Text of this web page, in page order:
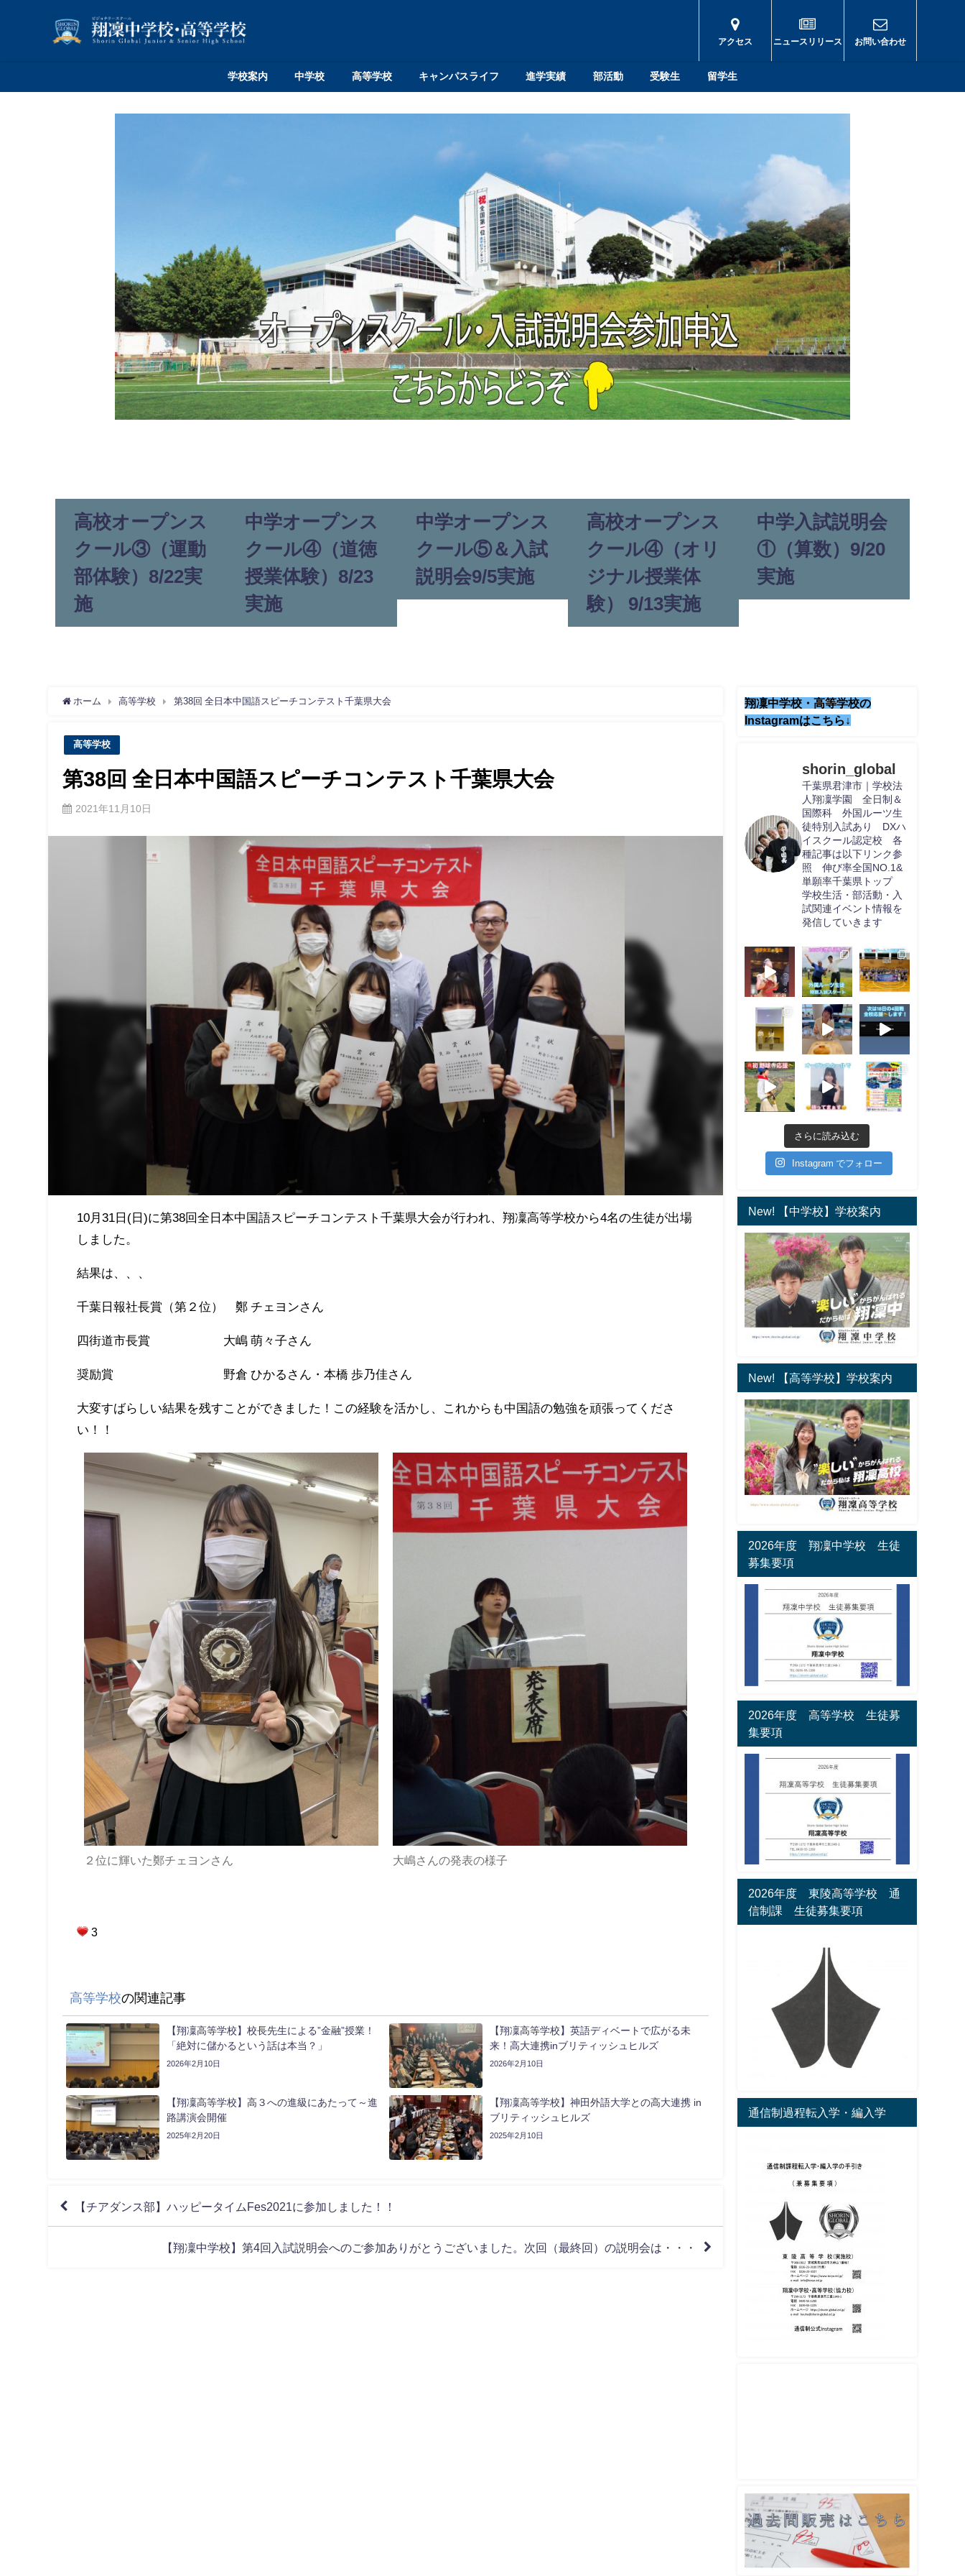
アクセス ニュースリリース お問い合わせ
学校案内 中学校 高等学校 キャンパスライフ 進学実績 部活動 受験生 留学生
高校オープンス
クール③（運動
部体験）8/22実
施
中学オープンス
クール④（道徳
授業体験）8/23
実施
中学オープンス
クール⑤＆入試
説明会9/5実施
高校オープンス
クール④（オリ
ジナル授業体
験） 9/13実施
中学入試説明会
①（算数）9/20
実施
ホーム 高等学校 第38回 全日本中国語スピーチコンテスト千葉県大会
高等学校
第38回 全日本中国語スピーチコンテスト千葉県大会
2021年11月10日
10月31日(日)に第38回全日本中国語スピーチコンテスト千葉県大会が行われ、翔凜高等学校から4名の生徒が出場
しました。
結果は、、、
千葉日報社長賞（第２位） 鄭 チェヨンさん
四街道市長賞 大嶋 萌々子さん
奨励賞 野倉 ひかるさん・本橋 歩乃佳さん
大変すばらしい結果を残すことができました！この経験を活かし、これからも中国語の勉強を頑張ってくださ
い！！
２位に輝いた鄭チェヨンさん 大嶋さんの発表の様子
3
高等学校の関連記事
【翔凜高等学校】校長先生による”金融”授業！
「絶対に儲かるという話は本当？」
2026年2月10日
【翔凜高等学校】英語ディベートで広がる未
来！高大連携inブリティッシュヒルズ
2026年2月10日
【翔凜高等学校】高３への進級にあたって～進
路講演会開催
2025年2月20日
【翔凜高等学校】神田外語大学との高大連携 in
ブリティッシュヒルズ
2025年2月10日
【チアダンス部】ハッピータイムFes2021に参加しました！！
【翔凜中学校】第4回入試説明会へのご参加ありがとうございました。次回（最終回）の説明会は・・・
翔凜中学校・高等学校の
Instagramはこちら↓
shorin_global
千葉県君津市｜学校法
人翔凜学園 全日制＆
国際科 外国ルーツ生
徒特別入試あり DXハ
イスクール認定校 各
種記事は以下リンク参
照 伸び率全国NO.1&
単願率千葉県トップ
学校生活・部活動・入
試関連イベント情報を
発信していきます
さらに読み込む
Instagram でフォロー
New! 【中学校】学校案内
New! 【高等学校】学校案内
2026年度 翔凜中学校 生徒
募集要項
2026年度 高等学校 生徒募
集要項
2026年度 東陵高等学校 通
信制課 生徒募集要項
通信制過程転入学・編入学